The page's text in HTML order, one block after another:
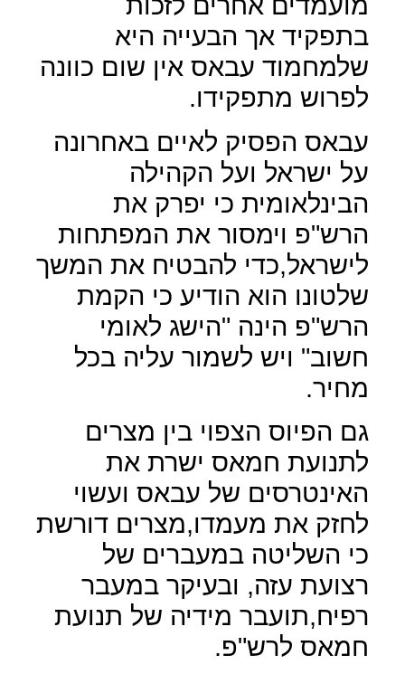
בתפקיד אך הבעייה היא
שלמחמוד עבאס אין שום כוונה
לפרוש מתפקידו.
עבאס הפסיק לאיים באחרונה
על ישראל ועל הקהילה
הבינלאומית כי יפרק את
הרש"פ וימסור את המפתחות
לישראל,כדי להבטיח את המשך
שלטונו הוא הודיע כי הקמת
הרש"פ הינה "הישג לאומי
חשוב" ויש לשמור עליה בכל
מחיר.
גם הפיוס הצפוי בין מצרים
לתנועת חמאס ישרת את
האינטרסים של עבאס ועשוי
לחזק את מעמדו,מצרים דורשת
כי השליטה במעברים של
רצועת עזה, ובעיקר במעבר
רפיח,תועבר מידיה של תנועת
חמאס לרש"פ.